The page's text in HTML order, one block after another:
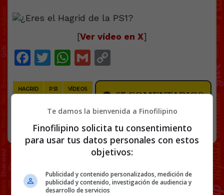
[Ver vídeo en X]
Facebook
Twitter
WhatsApp
Gmail
HAGRID PS1 VÍDEOS
67 COMENTARIOS
Te damos la bienvenida a Finofilipino
Finofilipino solicita tu consentimiento
para usar tus datos personales con estos
objetivos:
Publicidad y contenido personalizados, medición de
publicidad y contenido, investigación de audiencia y
desarrollo de servicios